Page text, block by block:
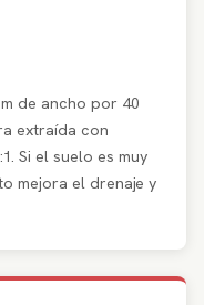
de ancho por 40
extraída con
Si el suelo es muy
mejora el drenaje y